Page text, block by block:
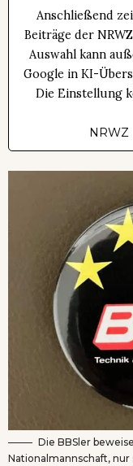
Anschließend
Beiträge der
Auswahl kann
Google in KI-
Die Einstellung
Die BBSler
Nationalmannschaft,